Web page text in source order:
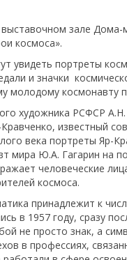
зале Дома-
космоса».
увидеть портреты
и значки
молодому
художника РСФСР А.Н.
известный
века портреты Яр-
мира Ю.А. Гагарин на
человеческие
космоса.
принадлежит к
в 1957 году, сразу
не просто знак, а
в профессиях,